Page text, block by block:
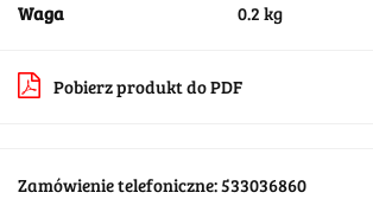
Waga 0.2 kg
Pobierz produkt do PDF
Zamówienie telefoniczne: 533036860